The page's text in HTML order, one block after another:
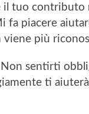
il tuo contributo
fa piacere
più
Non sentirti
ti